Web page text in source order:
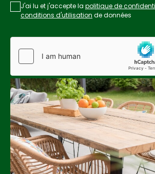
J'ai lu et j'accepte la politique de
conditions d'utilisation de données